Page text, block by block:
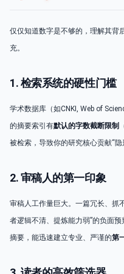
仅仅知道数字是不够的，理解其背
充。
1. 检索系统的硬性门槛
学术数据库（如CNKI, Web of
的摘要索引有默认的字数截断限制
被检索，导致你的研究核心贡献“隐
2. 审稿人的第一印象
审稿人工作量巨大。一篇冗长、抓
者逻辑不清、提炼能力弱”的负面
摘要，能迅速建立专业、严谨的第